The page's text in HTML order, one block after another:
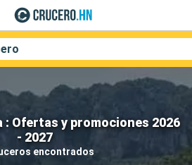
: Ofertas y promociones 2026
- 2027
encontrados